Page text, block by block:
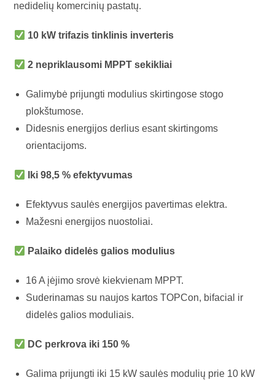
nedidelių komercinių pastatų.
10 kW trifazis tinklinis inverteris
2 nepriklausomi MPPT sekikliai
Galimybė prijungti modulius skirtingose stogo
plokštumose.
Didesnis energijos derlius esant skirtingoms
orientacijoms.
Iki 98,5 % efektyvumas
Efektyvus saulės energijos pavertimas elektra.
Mažesni energijos nuostoliai.
Palaiko didelės galios modulius
16 A įėjimo srovė kiekvienam MPPT.
Suderinamas su naujos kartos TOPCon, bifacial ir
didelės galios moduliais.
DC perkrova iki 150 %
Galima prijungti iki 15 kW saulės modulių prie 10 kW